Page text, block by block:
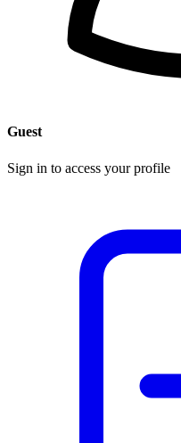
Guest
Sign in to access your profile